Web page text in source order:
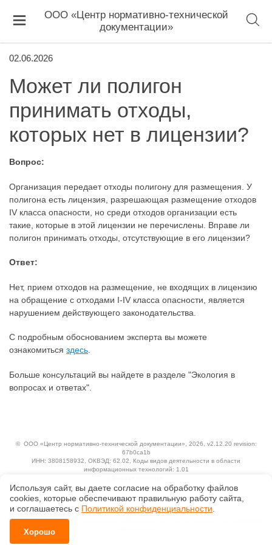
ООО «Центр нормативно-технической
документации»
02.06.2026
Может ли полигон
принимать отходы,
которых нет в лицензии?
Вопрос:
Организация передает отходы полигону для размещения. У
полигона есть лицензия, разрешающая размещение отходов
IV класса опасности, но среди отходов организации есть
такие, которые в этой лицензии не перечислены. Вправе ли
полигон принимать отходы, отсутствующие в его лицензии?
Ответ:
Нет, прием отходов на размещение, не входящих в лицензию
на обращение с отходами I-IV класса опасности, является
нарушением действующего законодательства.
С подробным обоснованием эксперта вы можете
ознакомиться здесь.
Больше консультаций вы найдете в разделе "Экология в
вопросах и ответах".
© ООО «Центр нормативно-технической документации» , 2026, v2.12.20 revision:
67b0ca1b
ИНН: 3808158932, ОКВЭД: 62.02, Коды видов деятельности в области
информационных технологий: 1.01
Технологии
Исключительные авторские и смежные права принадлежат АО «Кодекс».
Положение по обработке и защите персональных данных
Справка о регистрации продуктов АО «Кодекс» в Реестре российского программного
Используя сайт, вы даете согласие на обработку файлов
сооkiеs, которые обеспечивают правильную работу сайта,
и соглашаетесь с Политикой конфиденциальности.
Хорошо